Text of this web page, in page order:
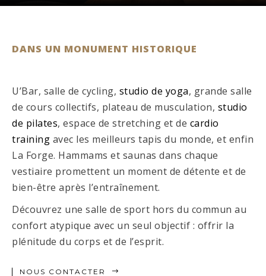
DANS UN MONUMENT HISTORIQUE
U’Bar, salle de cycling, studio de yoga, grande salle
de cours collectifs, plateau de musculation, studio
de pilates, espace de stretching et de cardio
training avec les meilleurs tapis du monde, et enfin
La Forge. Hammams et saunas dans chaque
vestiaire promettent un moment de détente et de
bien-être après l’entraînement.
Découvrez une salle de sport hors du commun au
confort atypique avec un seul objectif : offrir la
plénitude du corps et de l’esprit.
NOUS CONTACTER